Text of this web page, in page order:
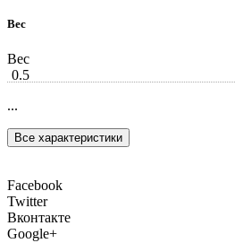
Вес
Вес
0.5
...
Все характеристики
Facebook
Twitter
Вконтакте
Google+